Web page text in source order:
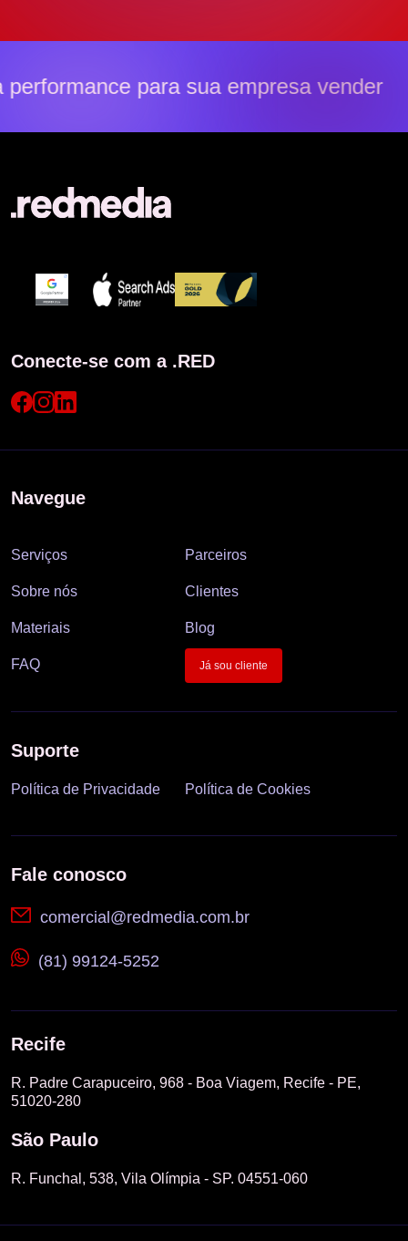
para sua empresa vender
Conecte-se com a .RED
Navegue
Serviços Parceiros
Sobre nós Clientes
Materiais Blog
FAQ Já sou cliente
Suporte
Política de Privacidade Política de Cookies
Fale conosco
comercial@redmedia.com.br
(81) 99124-5252
Recife
R. Padre Carapuceiro, 968 - Boa Viagem, Recife - PE,
51020-280
São Paulo
R. Funchal, 538, Vila Olímpia - SP. 04551-060